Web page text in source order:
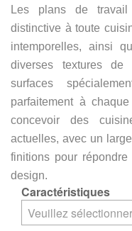
Les plans de travail
distinctive à toute
intemporelles, ainsi
diverses textures
surfaces
parfaitement à
concevoir des
actuelles, avec un
finitions pour
design.
Caractéristiques
Veuillez